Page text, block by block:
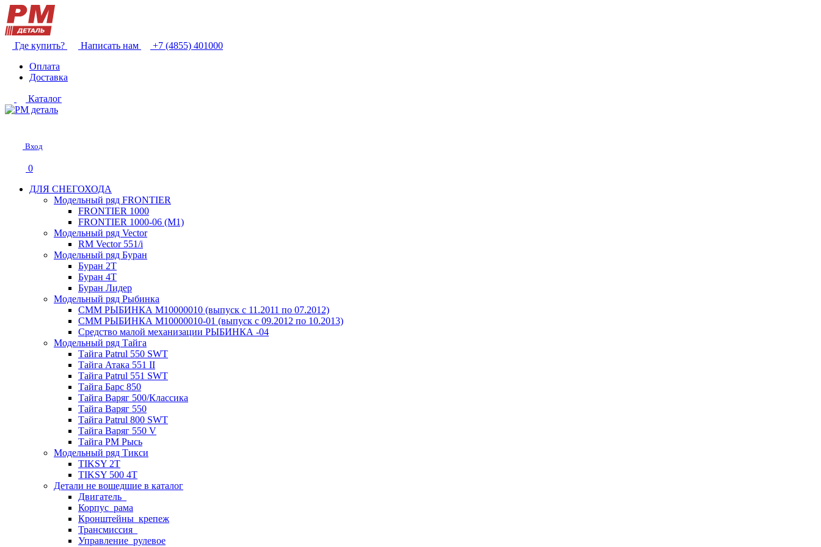
Где купить? Написать нам
+7 (4855) 401000
Оплата
Доставка
Каталог
Вход
0
ДЛЯ СНЕГОХОДА
Модельный ряд FRONTIER
FRONTIER 1000
FRONTIER 1000-06 (М1)
Модельный ряд Vector
RM Vector 551/i
Модельный ряд Буран
Буран 2Т
Буран 4Т
Буран Лидер
Модельный ряд Рыбинка
СММ РЫБИНКА M10000010 (выпуск с 11.2011 по 07.2012)
СММ РЫБИНКА M10000010-01 (выпуск с 09.2012 по 10.2013)
Средство малой механизации РЫБИНКА -04
Модельный ряд Тайга
Тайга Patrul 550 SWT
Тайга Атака 551 II
Тайга Patrul 551 SWT
Тайга Барс 850
Тайга Варяг 500/Классика
Тайга Варяг 550
Тайга Patrul 800 SWT
Тайга Варяг 550 V
Тайга РМ Рысь
Модельный ряд Тикси
TIKSY 2T
TIKSY 500 4T
Детали не вошедшие в каталог
Двигатель_
Корпус_рама
Кронштейны_крепеж
Трансмиссия_
Управление_рулевое